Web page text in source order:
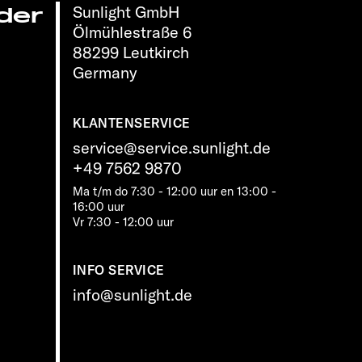
Sunlight GmbH
Ölmühlestraße 6
88299 Leutkirch
Germany
KLANTENSERVICE
service@service.sunlight.de
+49 7562 9870
Ma t/m do 7:30 - 12:00 uur en 13:00 -
16:00 uur
Vr 7:30 - 12:00 uur
INFO SERVICE
info@sunlight.de